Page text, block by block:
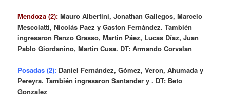
Mendoza (2):Mauro Albertini, Jonathan Gallegos, Marcelo
Mescolatti, Nicolás Paez y Gaston Fernández. También
ingresaron Renzo Grasso, Martin Páez, Lucas Díaz, Juan
Pablo Giordanino, Martin Cusa. DT: Armando Corvalan
Posadas (2): Daniel Fernández, Gómez, Veron, Ahumada y
Pereyra. También ingresaron Santander y . DT: Beto
Gonzalez